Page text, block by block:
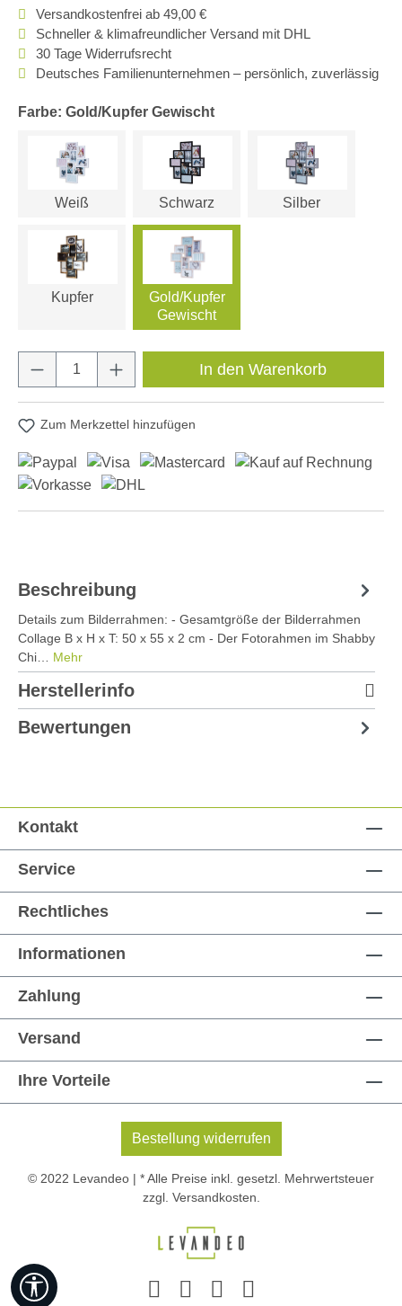
Versandkostenfrei ab 49,00 €
Schneller & klimafreundlicher Versand mit DHL
30 Tage Widerrufsrecht
Deutsches Familienunternehmen – persönlich, zuverlässig
Farbe: Gold/Kupfer Gewischt
Weiß Schwarz Silber
Kupfer
Gold/Kupfer
Gewischt
Produkt Anzahl: Gib den gewünschten
In den Warenkorb
Zum Merkzettel hinzufügen
Beschreibung
Details zum Bilderrahmen: - Gesamtgröße der Bilderrahmen
Collage B x H x T: 50 x 55 x 2 cm - Der Fotorahmen im Shabby
Chi… Mehr
Herstellerinfo
Bewertungen
Kontakt
Service
Rechtliches
Informationen
Zahlung
Versand
Ihre Vorteile
Bestellung widerrufen
© 2022 Levandeo | * Alle Preise inkl. gesetzl. Mehrwertsteuer
zzgl. Versandkosten
Werkzeugleiste anzeigen